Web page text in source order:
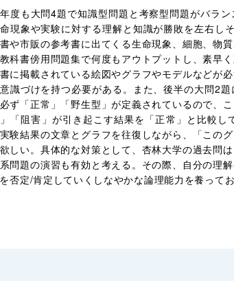
も大問4題で知識型問題と考察型問題がバラン
現象や実験に対する理解と知識が勝敗を左右し
や市販の参考書に出てくる生命現象、細胞、物
科書傍用問題集で何度もアウトプットし、素早
に掲載されている絵図やグラフやモデルなどが
識づけを持つ必要がある。また、後半の大問2
ず「正常」「野生型」が定義されているので、
「阻害」が引き起こす結果を「正常」と比較
験結果の文章とグラフを往復しながら、「この
しい。具体的な対策として、杏林大学の過去問
問題の演習も有効と考える。その際、自分の理
否定/肯定していくしなやかな論理能力を養ってお